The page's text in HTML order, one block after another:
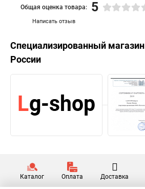
Написать отзыв
Общая оценка товара: 5
Специализированный магазин
России
Каталог Оплата Доставка